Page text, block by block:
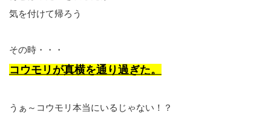
気を付けて帰ろう
その時・・・
コウモリが真横を通り過ぎた。
うぁ～コウモリ本当にいるじゃない！？